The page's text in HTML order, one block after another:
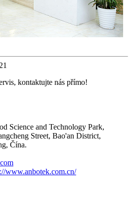
kontaktujte nás přímo!
Science and Technology Park,
Street, Bao'an District,
Čína.
www.anbotek.com.cn/